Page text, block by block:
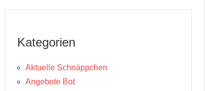
Kategorien
Aktuelle Schnäppchen
Angebote Bot